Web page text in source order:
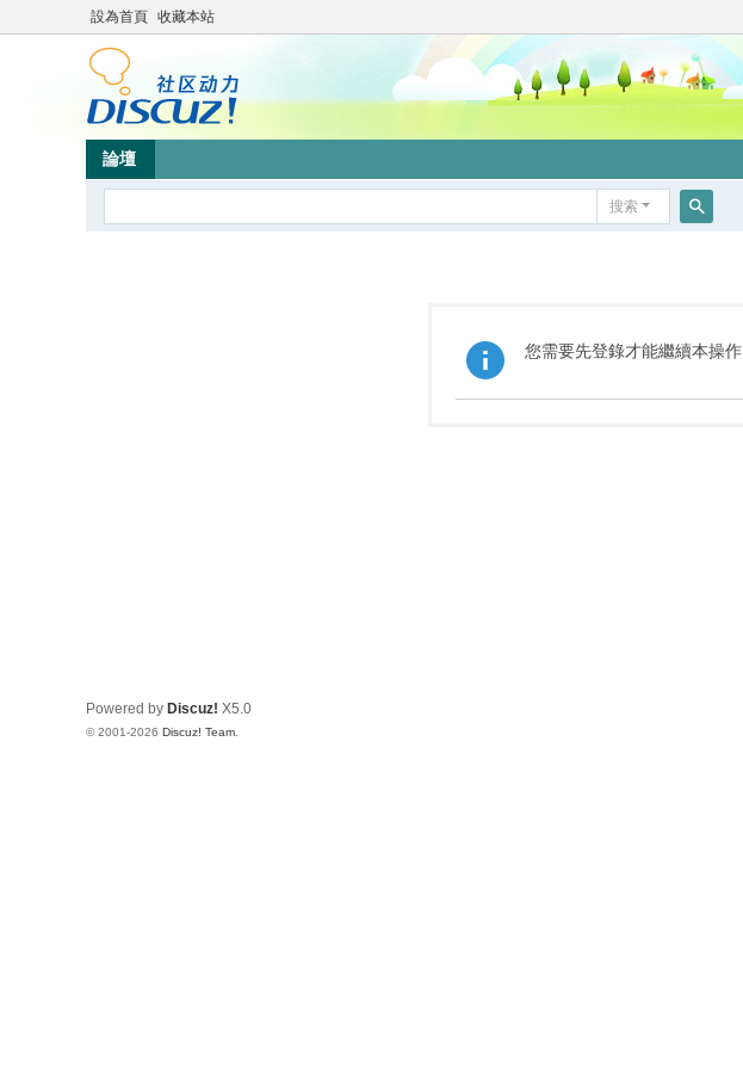
設為首頁 收藏本站
論壇
搜索
您需要先登錄才能繼續本操作
Powered by Discuz! X5.0
© 2001-2026 Discuz! Team